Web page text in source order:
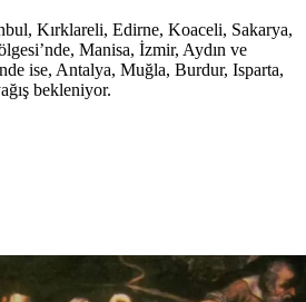
Kırklareli, Edirne, Koaceli, Sakarya,
Manisa, İzmir, Aydın ve
ise, Antalya, Muğla, Burdur, Isparta,
bekleniyor.